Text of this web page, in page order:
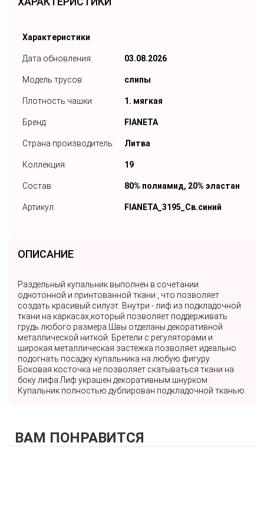
Характеристики
Дата обновления: 03.08.2026
Модель трусов: слипы
Плотность чашки: 1. мягкая
Бренд: FIANETA
Страна производитель: Литва
Коллекция: 19
Состав: 80% полиамид, 20% эластан
Артикул: FIANETA_3195_Св.синий
ОПИСАНИЕ
Раздельный купальник выполнен в сочетании
однотонной и принтованной ткани , что позволяет
создать красивый силуэт. Внутри - лиф из подкладочной
ткани на каркасах,который позволяет поддерживать
грудь любого размера.Швы отделаны декоративной
металлической ниткой. Бретели с регуляторами и
широкая металлическая застежка позволяет идеально
подогнать посадку купальника на любую фигуру.
Боковая косточка не позволяет скатываться ткани на
боку лифа.Лиф украшен декоративным шнурком.
Купальник полностью дублирован подкладочной тканью.
ВАМ ПОНРАВИТСЯ